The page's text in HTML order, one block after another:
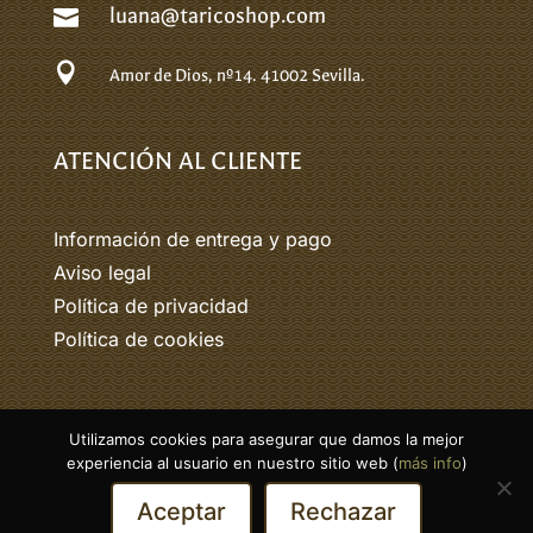
 luana@taricoshop.com
 Amor de Dios, nº14.41002 Sevilla.
ATENCIÓN AL CLIENTE
Información de entrega y pago
Aviso legal
Política de privacidad
Política de cookies
© 2026 Tarico. Todos los derechos
reservados.
Utilizamos cookies para asegurar que damos la mejor
experiencia al usuario en nuestro sitio web (más info)
Aceptar Rechazar